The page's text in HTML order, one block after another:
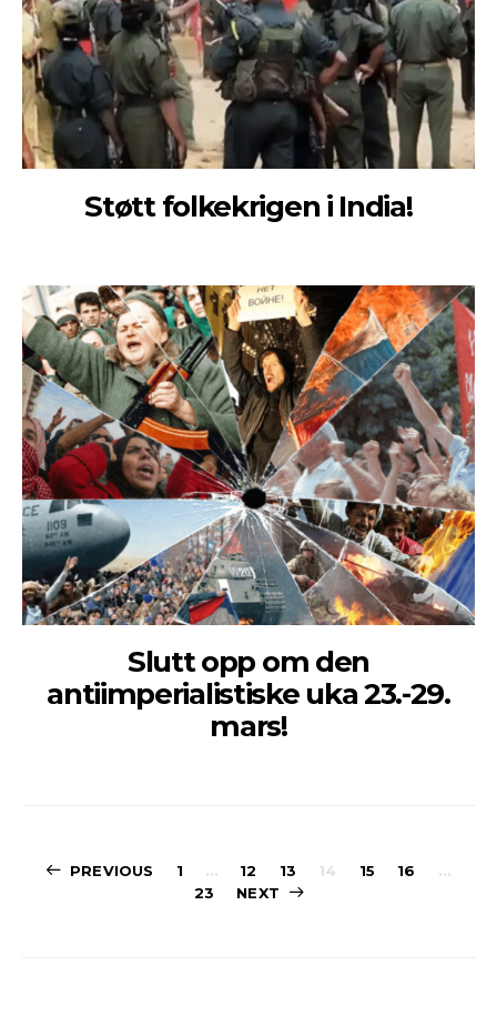
Støtt folkekrigen i India!
Slutt opp om den
antiimperialistiske uka 23.-29.
mars!
PREVIOUS 1 … 12 13 14 15 16
…
23
NEXT